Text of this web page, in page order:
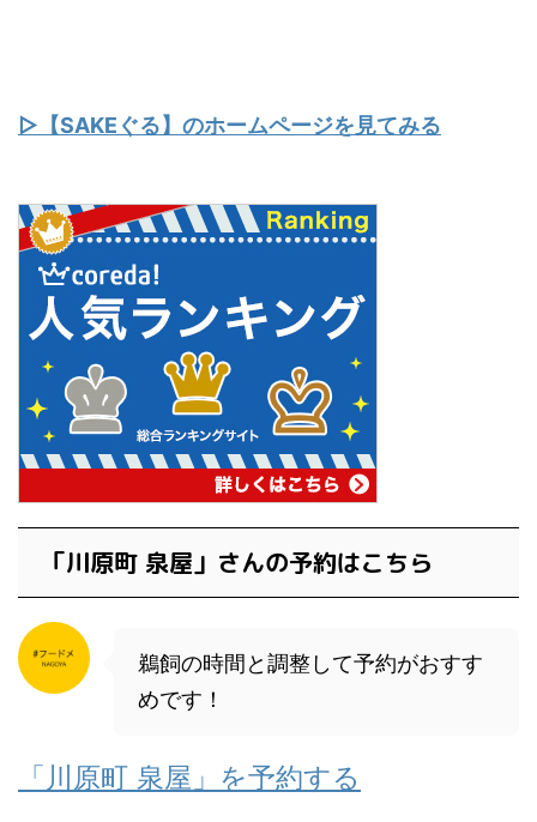
▷【SAKEぐる】のホームページを見てみる
「川原町 泉屋」さんの予約はこちら
鵜飼の時間と調整して予約がおすす
めです！
「川原町 泉屋」を予約する